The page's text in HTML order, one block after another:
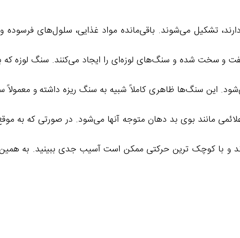
تشکیل می‌شوند. باقی‌مانده مواد غذایی، سلول‌های فرسوده
و سخت شده و سنگ‌های لوزه‌ای را ایجاد می‌کنند. سنگ لوزه که
این سنگ‌ها ظاهری کاملاً شبیه به سنگ ریزه داشته و معمولاً
مانند بوی بد دهان متوجه آ‌نها می‌شود. در صورتی که به
و با کوچک ترین حرکتی ممکن است آسیب جدی ببینید. به